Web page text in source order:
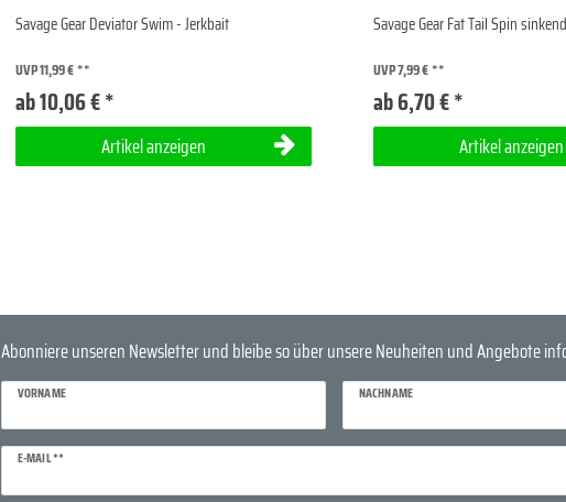
Savage Gear Deviator Swim - Jerkbait
UVP 11,99 €
ab 10,06 € *
Artikel anzeigen
Savage Gear Fat Tail Spin
UVP 7,99 €
ab 6,70 € *
Artikel anzeigen
Abonniere unseren Newsletter und bleibe so über unsere Neuheiten und Angebote
VORNAME NACHNAME
E-MAIL **
Newsletter
Honig